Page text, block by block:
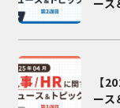
【
ース